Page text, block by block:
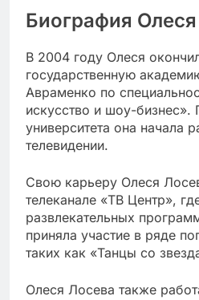
Биография
В 2004 году Олеся
государственную
Авраменко по
искусство и шоу-бизнес».
университета она начала
телевидении.
Свою карьеру Олеся
телеканале «ТВ Центр»,
развлекательных
приняла участие в ряде
таких как «Танцы со
Олеся Лосева также